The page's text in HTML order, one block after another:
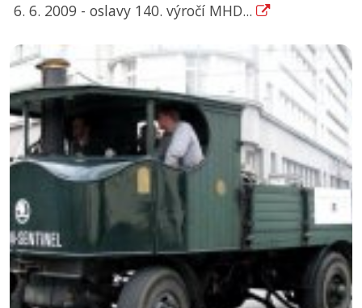
6. 6. 2009 - oslavy 140. výročí MHD...